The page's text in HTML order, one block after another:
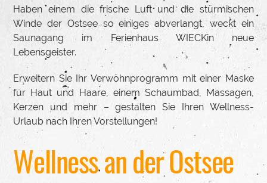
Haben einem die frische Luft und die stürmischen
Winde der Ostsee so einiges abverlangt, weckt ein
Saunagang im Ferienhaus WIECKin neue
Lebensgeister.
Erweitern Sie Ihr Verwöhnprogramm mit einer Maske
für Haut und Haare, einem Schaumbad, Massagen,
Kerzen und mehr – gestalten Sie Ihren Wellness-
Urlaub nach Ihren Vorstellungen!
Wellness an der Ostsee